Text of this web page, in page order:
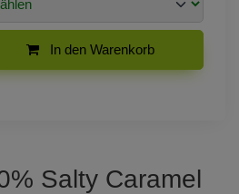
In den Warenkorb
Salty Caramel